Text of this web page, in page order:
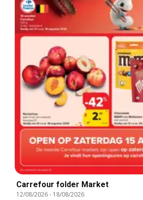
Carrefour folder Market
12/08/2026- 18/08/2026